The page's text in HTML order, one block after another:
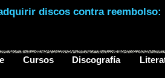
discos contra reembolso:
Cursos Discografía